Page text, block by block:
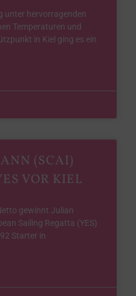
unter hervorragenden
Temperaturen und
in Kiel ging es ein
(SCAI)
VOR KIEL
gewinnt Julian
Sailing Regatta (YES)
Starter in